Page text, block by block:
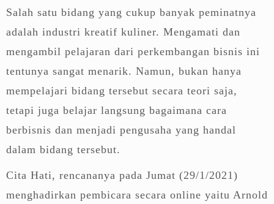
Salah satu bidang yang cukup banyak peminatnya
adalah industri kreatif kuliner. Mengamati dan
mengambil pelajaran dari perkembangan bisnis ini
tentunya sangat menarik. Namun, bukan hanya
mempelajari bidang tersebut secara teori saja,
tetapi juga belajar langsung bagaimana cara
berbisnis dan menjadi pengusaha yang handal
dalam bidang tersebut.
Cita Hati, rencananya pada Jumat (29/1/2021)
menghadirkan pembicara secara online yaitu Arnold